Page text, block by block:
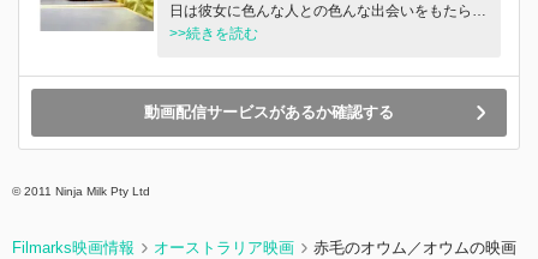
日は彼女に色んな人との色んな出会いをもたら
す。
>>続きを読む
動画配信サービスがあるか確認する
©︎ 2011 Ninja Milk Pty Ltd
Filmarks映画情報 オーストラリア映画
赤毛のオウム／オウムの映画